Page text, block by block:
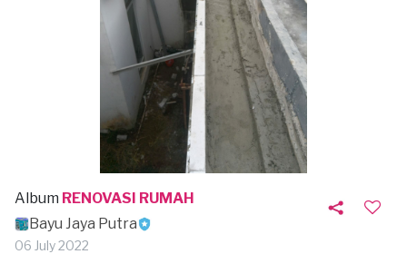
Album RENOVASI RUMAH
Bayu Jaya Putra
06 July 2022